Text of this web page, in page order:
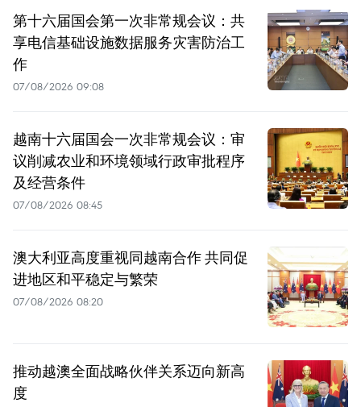
第十六届国会第一次非常规会议：共
享电信基础设施数据服务灾害防治工
作
07/08/2026 09:08
越南十六届国会一次非常规会议：审
议削减农业和环境领域行政审批程序
及经营条件
07/08/2026 08:45
澳大利亚高度重视同越南合作 共同促
进地区和平稳定与繁荣
07/08/2026 08:20
推动越澳全面战略伙伴关系迈向新高
度